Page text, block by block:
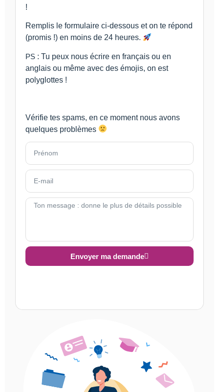
!
Remplis le formulaire ci-dessous et on te répond
(promis !) en moins de 24 heures.
PS: Tu peux nous écrire en français ou en
anglais ou même avec des émojis, on est
polyglottes !
Vérifie tes spams, en ce moment nous avons
quelques problèmes
Envoyer ma demande